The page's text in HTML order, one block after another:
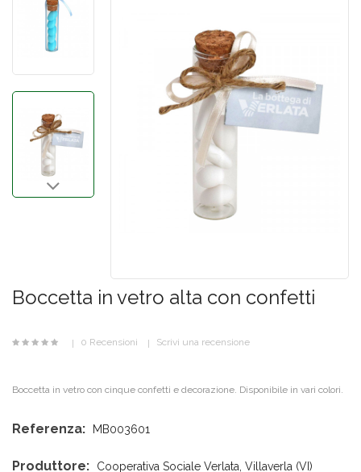
Boccetta in vetro alta con confetti
0 Recensioni Scrivi una recensione
Boccetta in vetro con cinque confetti e decorazione. Disponibile in vari colori.
Referenza: MB003601
Produttore: Cooperativa Sociale Verlata, Villaverla (VI)